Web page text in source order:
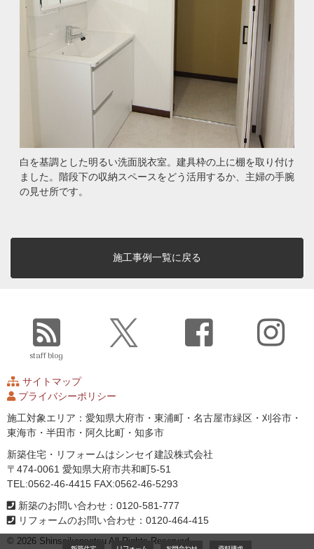
白を基調とした明るい洗面脱衣室。建具枠の上に棚を取り付け
ました。階段下の収納スペースをどう活用するか、主婦の手腕
の見せ所です。
施工事例一覧に戻る
staff blog
サイトマップ
プライバシーポリシー
施工対象エリア：愛知県大府市・東浦町・名古屋市緑区・刈谷市・
東海市・半田市・阿久比町・知多市
新築住宅・リフォームはシンセイ建設株式会社
〒474-0061 愛知県大府市共和町5-51
TEL:0562-46-4415 FAX:0562-46-5293
新築のお問い合わせ：0120-581-777
リフォームのお問い合わせ：0120-464-415
© 2026 Shinseikensetsu All Rights Reserved.